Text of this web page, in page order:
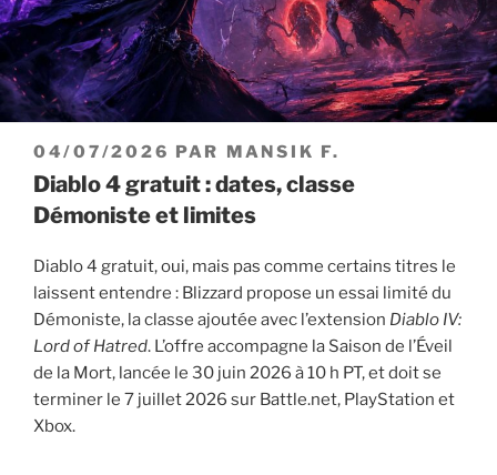
PUBLIÉ
LE
04/07/2026 PAR MANSIK F.
Diablo 4 gratuit : dates, classe
Démoniste et limites
Diablo 4 gratuit, oui, mais pas comme certains titres le
laissent entendre : Blizzard propose un essai limité du
Démoniste, la classe ajoutée avec l’extension Diablo IV:
Lord of Hatred. L’offre accompagne la Saison de l’Éveil
de la Mort, lancée le 30 juin 2026 à 10 h PT, et doit se
terminer le 7 juillet 2026 sur Battle.net, PlayStation et
Xbox.